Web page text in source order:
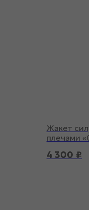
Жакет
плечами
4 300 ₽